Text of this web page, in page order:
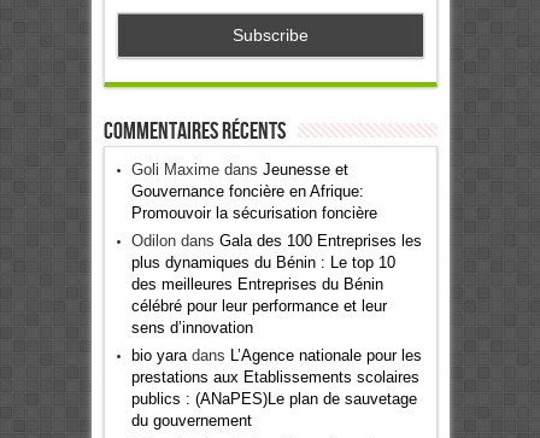
Commentaires récents
Goli Maximedans Jeunesse et
Gouvernance foncière en Afrique:
Promouvoir la sécurisation foncière
Odilondans Gala des 100 Entreprises les
plus dynamiques du Bénin : Le top 10
des meilleures Entreprises du Bénin
célébré pour leur performance et leur
sens d’innovation
bio yaradans L’Agence nationale pour les
prestations aux Etablissements scolaires
publics : (ANaPES)Le plan de sauvetage
du gouvernement